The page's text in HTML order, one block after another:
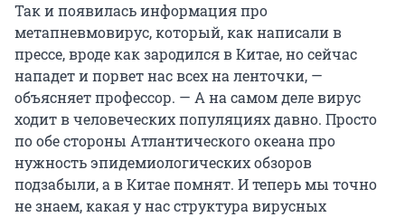
Так и появилась информация про
метапневмовирус, который, как написали в
прессе, вроде как зародился в Китае, но сейчас
нападет и порвет нас всех на ленточки, —
объясняет профессор. — А на самом деле вирус
ходит в человеческих популяциях давно. Просто
по обе стороны Атлантического океана про
нужность эпидемиологических обзоров
подзабыли, а в Китае помнят. И теперь мы точно
не знаем, какая у нас структура вирусных